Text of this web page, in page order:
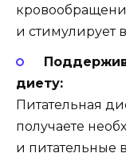
и стимулирует
диету:
Питательная
получаете
и питательные